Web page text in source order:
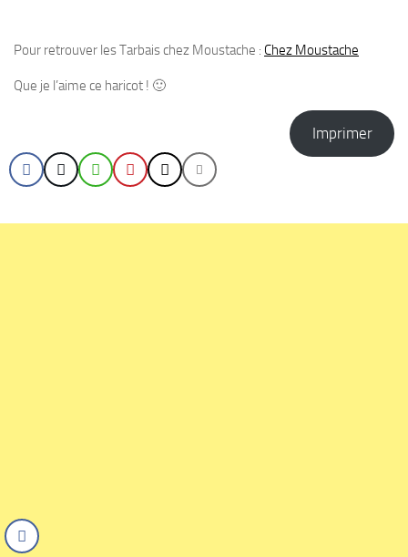
Pour retrouver les Tarbais chez Moustache : Chez Moustache
Que je l’aime ce haricot ! 🙂
Imprimer